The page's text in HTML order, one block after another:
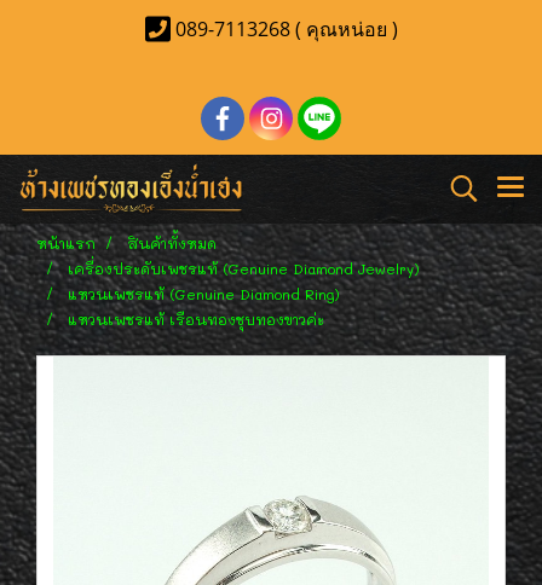
089-7113268 ( คุณหน่อย )
หน้าแรก
สินค้าทั้งหมด
เครื่องประดับเพชรแท้ (Genuine Diamond Jewelry)
แหวนเพชรแท้ (Genuine Diamond Ring)
แหวนเพชรแท้ เรือนทองชุบทองขาวค่ะ